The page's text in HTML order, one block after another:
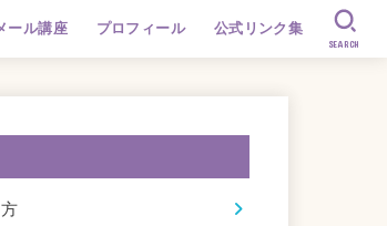
ール講座 プロフィール 公式リンク集
SEARCH